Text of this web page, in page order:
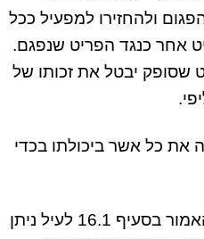
ולהחזירו למפעיל ככל
אחר כנגד הפריט שנפגם.
שסופק יבטל את זכותו של
את כל אשר ביכולתו בכדי
18.4 מוצר שאינו עונה על האמור בסעיף 16.1 לעיל ניתן